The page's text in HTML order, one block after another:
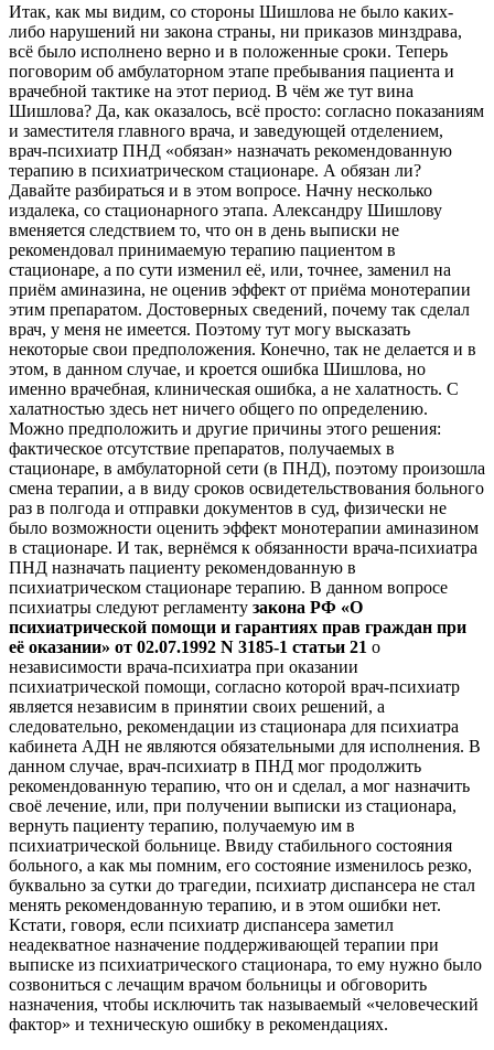
Итак, как мы видим, со стороны Шишлова не было каких-
либо нарушений ни закона страны, ни приказов минздрава,
всё было исполнено верно и в положенные сроки. Теперь
поговорим об амбулаторном этапе пребывания пациента и
врачебной тактике на этот период. В чём же тут вина
Шишлова? Да, как оказалось, всё просто: согласно показаниям
и заместителя главного врача, и заведующей отделением,
врач-психиатр ПНД «обязан» назначать рекомендованную
терапию в психиатрическом стационаре. А обязан ли?
Давайте разбираться и в этом вопросе. Начну несколько
издалека, со стационарного этапа. Александру Шишлову
вменяется следствием то, что он в день выписки не
рекомендовал принимаемую терапию пациентом в
стационаре, а по сути изменил её, или, точнее, заменил на
приём аминазина, не оценив эффект от приёма монотерапии
этим препаратом. Достоверных сведений, почему так сделал
врач, у меня не имеется. Поэтому тут могу высказать
некоторые свои предположения. Конечно, так не делается и в
этом, в данном случае, и кроется ошибка Шишлова, но
именно врачебная, клиническая ошибка, а не халатность. С
халатностью здесь нет ничего общего по определению.
Можно предположить и другие причины этого решения:
фактическое отсутствие препаратов, получаемых в
стационаре, в амбулаторной сети (в ПНД), поэтому произошла
смена терапии, а в виду сроков освидетельствования больного
раз в полгода и отправки документов в суд, физически не
было возможности оценить эффект монотерапии аминазином
в стационаре. И так, вернёмся к обязанности врача-психиатра
ПНД назначать пациенту рекомендованную в
психиатрическом стационаре терапию. В данном вопросе
психиатры следуют регламенту закона РФ «О
психиатрической помощи и гарантиях прав граждан при
её оказании» от 02.07.1992 N 3185-1 статьи 21 о
независимости врача-психиатра при оказании
психиатрической помощи, согласно которой врач-психиатр
является независим в принятии своих решений, а
следовательно, рекомендации из стационара для психиатра
кабинета АДН не являются обязательными для исполнения. В
данном случае, врач-психиатр в ПНД мог продолжить
рекомендованную терапию, что он и сделал, а мог назначить
своё лечение, или, при получении выписки из стационара,
вернуть пациенту терапию, получаемую им в
психиатрической больнице. Ввиду стабильного состояния
больного, а как мы помним, его состояние изменилось резко,
буквально за сутки до трагедии, психиатр диспансера не стал
менять рекомендованную терапию, и в этом ошибки нет.
Кстати, говоря, если психиатр диспансера заметил
неадекватное назначение поддерживающей терапии при
выписке из психиатрического стационара, то ему нужно было
созвониться с лечащим врачом больницы и обговорить
назначения, чтобы исключить так называемый «человеческий
фактор» и техническую ошибку в рекомендациях.